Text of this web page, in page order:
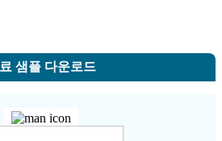
샘플 다운로드